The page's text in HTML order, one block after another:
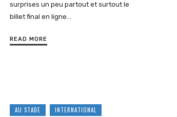
surprises un peu partout et surtout le
billet final en ligne…
READ MORE
AU STADE
INTERNATIONAL